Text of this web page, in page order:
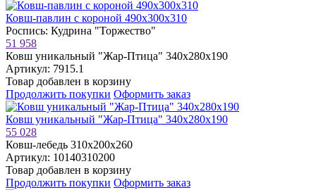
Ковш-павлин с короной 490х300х310
Роспись: Кудрина "Торжество"
51 958
Ковш уникальный "Жар-Птица" 340х280х190
Артикул: 7915.1
Товар добавлен в корзину
Продолжить покупки Оформить заказ
Ковш уникальный "Жар-Птица" 340х280х190
55 028
Ковш-лебедь 310х200х260
Артикул: 10140310200
Товар добавлен в корзину
Продолжить покупки Оформить заказ